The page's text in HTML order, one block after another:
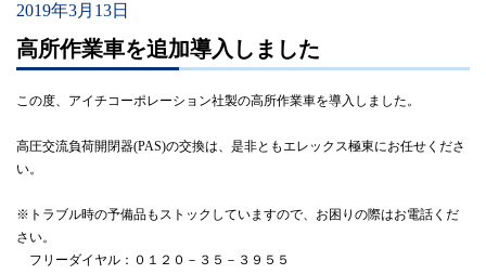
2019年3月13日
高所作業車を追加導入しました
この度、アイチコーポレーション社製の高所作業車を導入しました。
高圧交流負荷開閉器(PAS)の交換は、是非ともエレックス極東にお任せくださ
い。
※トラブル時の予備品もストックしていますので、お困りの際はお電話くだ
さい。
フリーダイヤル：０１２０－３５－３９５５